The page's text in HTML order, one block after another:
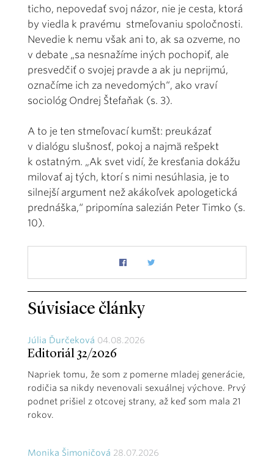
ticho, nepovedať svoj názor, nie je cesta, ktorá
by viedla k pravému stmeľovaniu spoločnosti.
Nevedie k nemu však ani to, ak sa ozveme, no
v debate „sa nesnažíme iných pochopiť, ale
presvedčiť o svojej pravde a ak ju neprijmú,
označíme ich za nevedomých“, ako vraví
sociológ Ondrej Štefaňak (s. 3).
A to je ten stmeľovací kumšt: preukázať
v dialógu slušnosť, pokoj a najmä rešpekt
k ostatným. „Ak svet vidí, že kresťania dokážu
milovať aj tých, ktorí s nimi nesúhlasia, je to
silnejší argument než akákoľvek apologetická
prednáška,“ pripomína salezián Peter Timko (s.
10).
Súvisiace články
Júlia Ďurčeková 04.08.2026
Editoriál 32/2026
Napriek tomu, že som z pomerne mladej generácie,
rodičia sa nikdy nevenovali sexuálnej výchove. Prvý
podnet prišiel z otcovej strany, až keď som mala 21
rokov.
Monika Šimoničová 28.07.2026